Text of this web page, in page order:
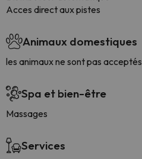
Acces direct aux pistes
Animaux domestiques
les animaux ne sont pas acceptés
Spa et bien-être
Massages
Services